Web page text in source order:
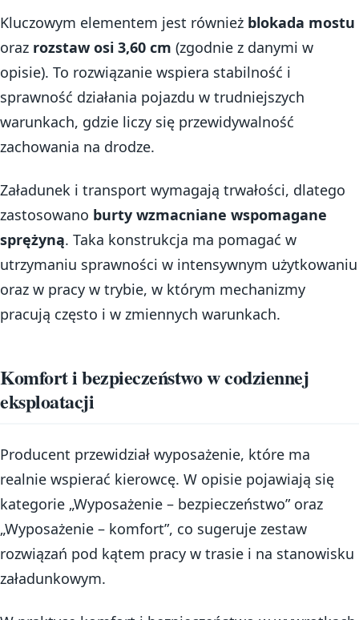
Kluczowym elementem jest również blokada mostu
oraz rozstaw osi 3,60 cm (zgodnie z danymi w
opisie). To rozwiązanie wspiera stabilność i
sprawność działania pojazdu w trudniejszych
warunkach, gdzie liczy się przewidywalność
zachowania na drodze.
Załadunek i transport wymagają trwałości, dlatego
zastosowano burty wzmacniane wspomagane
sprężyną. Taka konstrukcja ma pomagać w
utrzymaniu sprawności w intensywnym użytkowaniu
oraz w pracy w trybie, w którym mechanizmy
pracują często i w zmiennych warunkach.
Komfort i bezpieczeństwo w codziennej
eksploatacji
Producent przewidział wyposażenie, które ma
realnie wspierać kierowcę. W opisie pojawiają się
kategorie „Wyposażenie – bezpieczeństwo” oraz
„Wyposażenie – komfort”, co sugeruje zestaw
rozwiązań pod kątem pracy w trasie i na stanowisku
załadunkowym.